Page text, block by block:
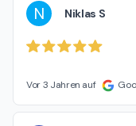
N Niklas S
Vor 3 Jahren auf